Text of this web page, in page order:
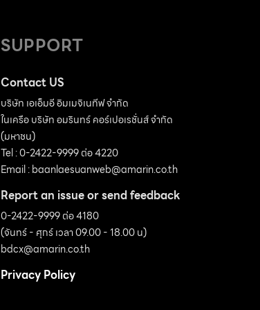
SUPPORT
Contact US
บริษัท เอเอ็มอี อิมเมจิเนทีฟ จำกัด
ในเครือ บริษัท อมรินทร์ คอร์เปอเรชั่นส์ จำกัด
(มหาชน)
Tel : 0-2422-9999 ต่อ 4220
Email :baanlaesuanweb@amarin.co.th
Report an issue or send feedback
0-2422-9999 ต่อ 4180
(จันทร์ - ศุกร์ เวลา 09.00 - 18.00 น)
bdcx@amarin.co.th
Privacy Policy